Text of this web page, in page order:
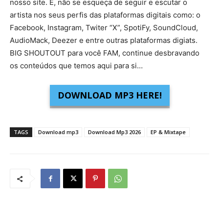
nosso site. E, não se esqueça de seguir e escutar o
artista nos seus perfis das plataformas digitais como: o
Facebook, Instagram, Twiter “X”, SpotiFy, SoundCloud,
AudioMack, Deezer e entre outras plataformas digiats.
BIG SHOUTOUT para você FAM, continue desbravando
os conteúdos que temos aqui para si…
DOWNLOAD MP3 HERE!
TAGS Download mp3 Download Mp3 2026 EP & Mixtape